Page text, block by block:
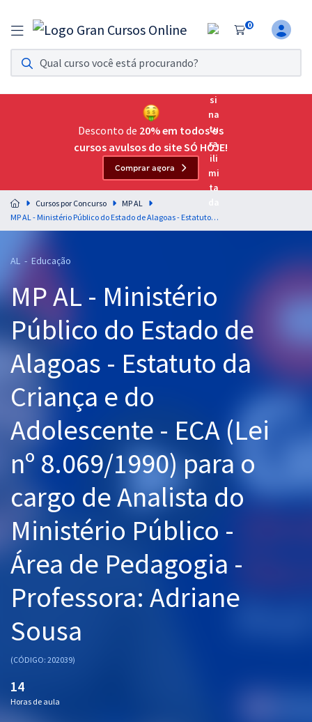
0
Assinatura Ilimitada 11
Acesso a todos os cursos. Teste grátis por 7 dias!
Assinatura OAB Até Passar
Acesso ilimitado a toda preparação para o Exame da
Residências Multiprofissionais
Preparação completa e intensiva para as principais
residências em saúde do Brasil
Cursos 20% OFF
Pós
Graduação
OAB
Mentorias
Questões grátis
Aprovados
Desconto de 20% em todos os
cursos avulsos do site SÓ HOJE!
Comprar agora
Cursos por Concurso
MP AL
MP AL - Ministério Público do Estado de Alagoas - Estatuto da Criança e do Adolescente - ECA (Lei nº 8.069/1990) para o cargo de Analista do Ministério Público - Área de Pedagogia - Professora: Adriane Sousa
AL - Educação
MP AL - Ministério
Público do Estado de
Alagoas - Estatuto da
Criança e do
Adolescente - ECA (Lei
nº 8.069/1990) para o
cargo de Analista do
Ministério Público -
Área de Pedagogia -
Professora: Adriane
Sousa
(CÓDIGO: 202039)
14
Horas de aula